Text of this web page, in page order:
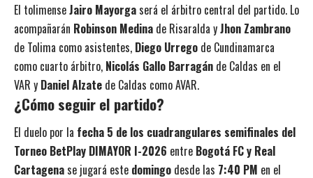
El tolimenseJairo Mayorgaserá el árbitro central del partido. Lo
acompañarán Robinson Medina de Risaralda yJhon Zambrano
de Tolima como asistentes, Diego Urrego de Cundinamarca
como cuarto árbitro, Nicolás Gallo Barragán de Caldas en el
VAR y Daniel Alzate de Caldas como AVAR.
¿Cómo seguir el partido?
El duelo por la fecha 5 de los cuadrangulares semifinales del
Torneo BetPlay DIMAYOR I-2026 entre Bogotá FC y Real
Cartagenase jugará este domingo desde las 7:40 PM en el